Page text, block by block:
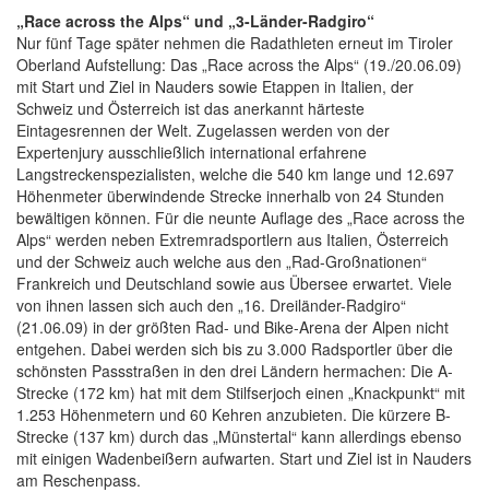
„Race across the Alps“ und „3-Länder-Radgiro“
Nur fünf Tage später nehmen die Radathleten erneut im Tiroler
Oberland Aufstellung: Das „Race across the Alps“ (19./20.06.09)
mit Start und Ziel in Nauders sowie Etappen in Italien, der
Schweiz und Österreich ist das anerkannt härteste
Eintagesrennen der Welt. Zugelassen werden von der
Expertenjury ausschließlich international erfahrene
Langstreckenspezialisten, welche die 540 km lange und 12.697
Höhenmeter überwindende Strecke innerhalb von 24 Stunden
bewältigen können. Für die neunte Auflage des „Race across the
Alps“ werden neben Extremradsportlern aus Italien, Österreich
und der Schweiz auch welche aus den „Rad-Großnationen“
Frankreich und Deutschland sowie aus Übersee erwartet. Viele
von ihnen lassen sich auch den „16. Dreiländer-Radgiro“
(21.06.09) in der größten Rad- und Bike-Arena der Alpen nicht
entgehen. Dabei werden sich bis zu 3.000 Radsportler über die
schönsten Passstraßen in den drei Ländern hermachen: Die A-
Strecke (172 km) hat mit dem Stilfserjoch einen „Knackpunkt“ mit
1.253 Höhenmetern und 60 Kehren anzubieten. Die kürzere B-
Strecke (137 km) durch das „Münstertal“ kann allerdings ebenso
mit einigen Wadenbeißern aufwarten. Start und Ziel ist in Nauders
am Reschenpass.